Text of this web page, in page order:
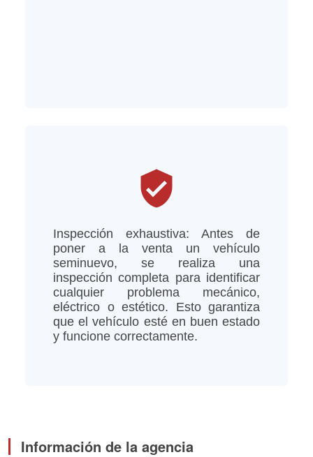
verified_user
Inspección exhaustiva: Antes de
poner a la venta un vehículo
seminuevo, se realiza una
inspección completa para identificar
cualquier problema mecánico,
eléctrico o estético. Esto garantiza
que el vehículo esté en buen estado
y funcione correctamente.
Información de la agencia